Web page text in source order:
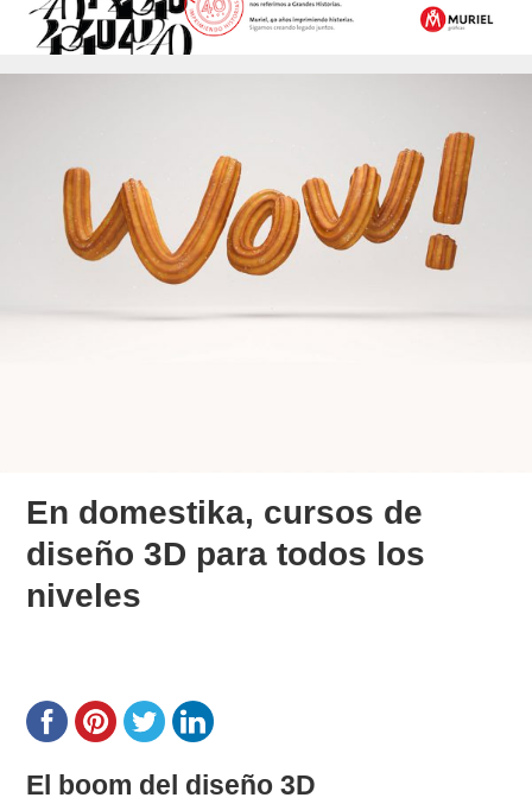
En domestika, cursos de
diseño 3D para todos los
niveles
El boom del diseño 3D